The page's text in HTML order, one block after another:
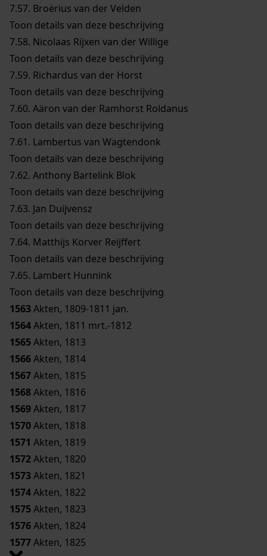
7.57. Broërius van der Velden
Toon details van deze beschrijving
7.58. Nicolaas Rijxen van der Willige
Toon details van deze beschrijving
7.59. Richardus van der Horst
Toon details van deze beschrijving
7.60. Aäron van der Ramhorst Roldanus
Toon details van deze beschrijving
7.61. Lambertus van Wagtendonk
Toon details van deze beschrijving
7.62. Anthony Bartelink Blok
Toon details van deze beschrijving
7.63. Jan Duijvensz
Toon details van deze beschrijving
7.64. Matthijs Korver Reijffert
Toon details van deze beschrijving
7.65. Lambert Hunnink
Toon details van deze beschrijving
1563Akten, 1809-1811 jan.
1564Akten, 1811 mrt.-1812
1565Akten, 1813
1566Akten, 1814
1567Akten, 1815
1568Akten, 1816
1569Akten, 1817
1570Akten, 1818
1571 Akten, 1819
1572Akten, 1820
1573Akten, 1821
1574Akten, 1822
1575Akten, 1823
1576Akten, 1824
1577Akten, 1825